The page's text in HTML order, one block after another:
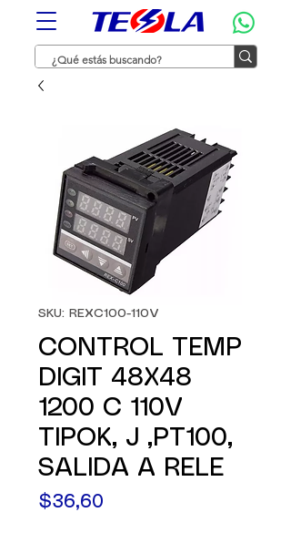
SKU: REXC100-110V
CONTROL TEMP
DIGIT 48X48
1200 C 110V
TIPOK, J ,PT100,
SALIDA A RELE
$36,60